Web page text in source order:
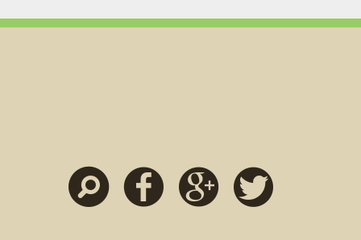
Szukaj Facebook Google